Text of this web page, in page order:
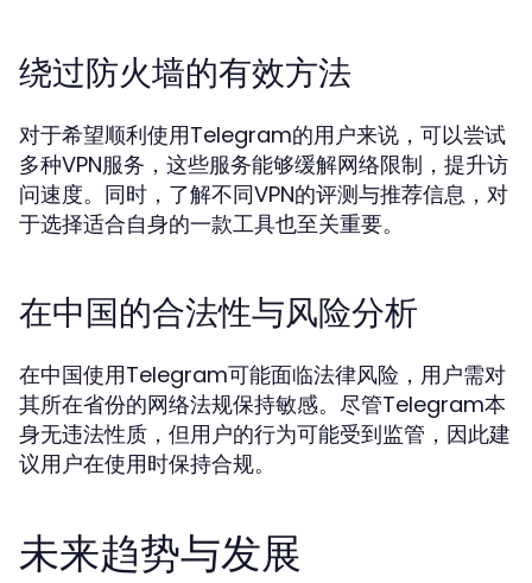
绕过防火墙的有效方法
对于希望顺利使用Telegram的用户来说，可以尝试
多种VPN服务，这些服务能够缓解网络限制，提升访
问速度。同时，了解不同VPN的评测与推荐信息，对
于选择适合自身的一款工具也至关重要。
在中国的合法性与风险分析
在中国使用Telegram可能面临法律风险，用户需对
其所在省份的网络法规保持敏感。尽管Telegram本
身无违法性质，但用户的行为可能受到监管，因此建
议用户在使用时保持合规。
未来趋势与发展